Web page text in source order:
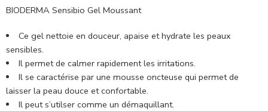
BIODERMA Sensibio Gel Moussant
Ce gel nettoie en douceur, apaise et hydrate les peaux
sensibles.
Il permet de calmer rapidement les irritations.
Il se caractérise par une mousse oncteuse qui permet de
laisser la peau douce et confortable.
Il peut s’utilser comme un démaquillant.